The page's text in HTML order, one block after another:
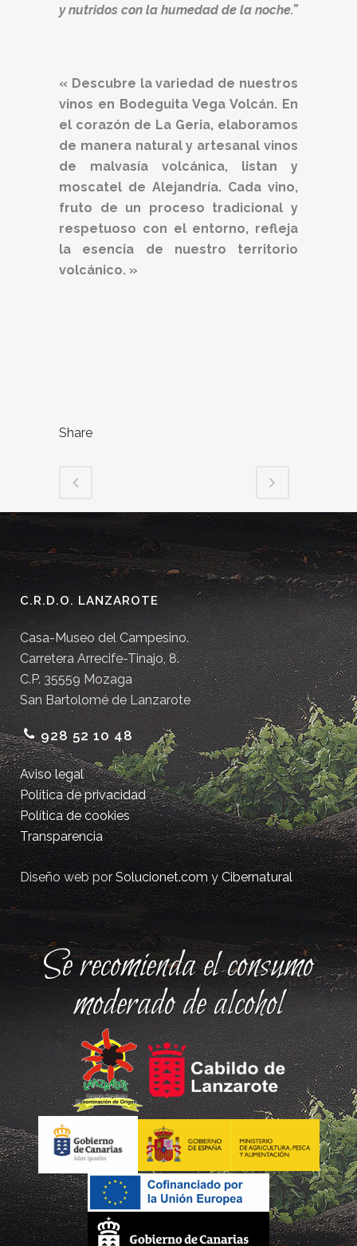
y nutridos con la humedad de la noche.”
« Descubre la variedad de nuestros
vinos en Bodeguita Vega Volcán. En
el corazón de La Geria, elaboramos
de manera natural y artesanal vinos
de malvasía volcánica, listan y
moscatel de Alejandría. Cada vino,
fruto de un proceso tradicional y
respetuoso con el entorno, refleja
la esencia de nuestro territorio
volcánico. »
Share
C.R.D.O. LANZAROTE
Casa-Museo del Campesino.
Carretera Arrecife-Tinajo, 8.
C.P. 35559 Mozaga
San Bartolomé de Lanzarote
928 52 10 48
Aviso legal
Política de privacidad
Política de cookies
Transparencia
Diseño web porSolucionet.comyCibernatural
Se recomienda el consumo
moderado de alcohol